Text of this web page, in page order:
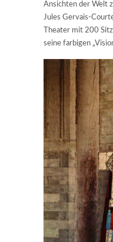
Ansichten der Welt
Jules Gervais-
Theater mit 200
seine farbigen